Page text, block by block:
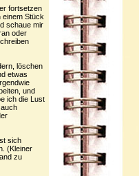
fortsetzen
einem Stück
schaue mir
oder
löschen
etwas
und
ich die Lust
sich
(Kleiner
zu